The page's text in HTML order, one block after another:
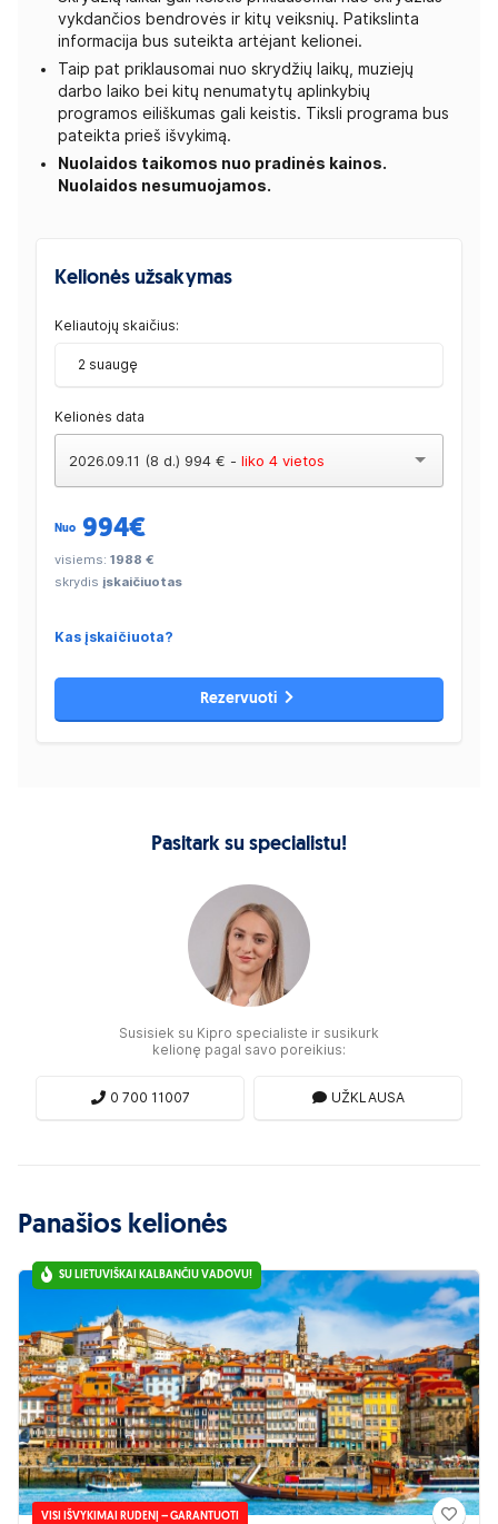
vykdančios bendrovės ir kitų veiksnių. Patikslinta
informacija bus suteikta artėjant kelionei.
Taip pat priklausomai nuo skrydžių laikų, muziejų
darbo laiko bei kitų nenumatytų aplinkybių
programos eiliškumas gali keistis. Tiksli programa bus
pateikta prieš išvykimą.
Nuolaidos taikomos nuo pradinės kainos.
Nuolaidos nesumuojamos.
Kelionės užsakymas
Keliautojų skaičius:
2 suaugę
Kelionės data
2026.09.11 (8 d.) 994 € - liko 4 vietos
Nuo 994€
visiems: 1988 €
skrydis įskaičiuotas
Kas įskaičiuota?
Rezervuoti
Pasitark su specialistu!
Susisiek su Kipro specialiste ir susikurk
kelionę pagal savo poreikius:
0 700 11007 UŽKLAUSA
Panašios kelionės
SU LIETUVIŠKAI KALBANČIU VADOVU!
VISI IŠVYKIMAI RUDENĮ – GARANTUOTI